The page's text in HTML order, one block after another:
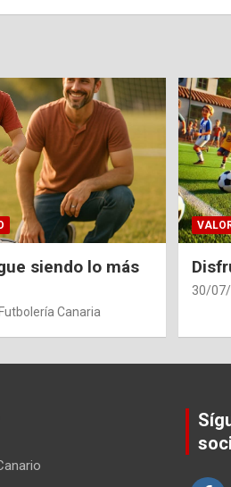
siendo lo más
Canaria
30/